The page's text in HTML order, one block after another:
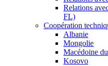
Relations
FL)
Coopération
Albanie
Mongolie
Macédoine
Kosovo